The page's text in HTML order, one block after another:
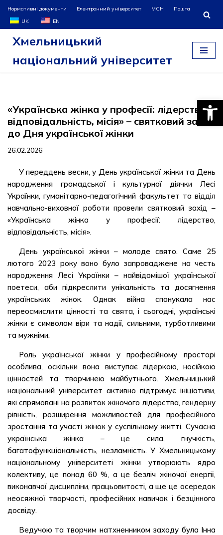
Перейти
до
Нормативні документи Електронний університет МСН
Пошта
UK
EN
Хмельницький
національний університет
«Українська жінка у професії: лідерство,
відповідальність, місія» – святковий захід
до Дня української жінки
26.02.2026
У переддень весни, у День української жінки та День
народження громадської і культурної діячки Лесі
Українки, гуманітарно-педагогічний факультет та відділ
навчально-виховної роботи провели святковий захід –
«Українська жінка у професії: лідерство,
відповідальність, місія».
День української жінки – молоде свято. Саме 25
лютого 2023 року воно було запроваджене на честь
народження Лесі Українки – найвідомішої української
поетеси, аби підкреслити унікальність та досягнення
українських жінок. Однак війна спонукала нас
переосмислити цінності та свята, і сьогодні, українські
жінки є символом віри та надії, сильними, турботливими
та мужніми.
Роль української жінки у професійному просторі
особлива, оскільки вона виступає лідеркою, носійкою
цінностей та творчинею майбутнього. Хмельницький
національний університет активно підтримує ініціативи,
які спрямовані на розвиток жіночого лідерства, гендерну
рівність, розширення можливостей для професійного
зростання та участі жінок у суспільному житті. Сучасна
українська жінка – це сила, гнучкість,
багатофункціональність, незламність. У Хмельницькому
національному університеті жінки утворюють ядро
колективу, це понад 60 %, а це безліч жіночої енергії,
виконавчої дисципліни, працьовитості, а ще це осередок
неосяжної творчості, професійних навичок і безцінного
досвіду.
Ведучою та творчим натхненником заходу була Інна